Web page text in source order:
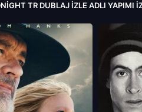
TR DUBLAJ IZLE ADLI YAPIMI